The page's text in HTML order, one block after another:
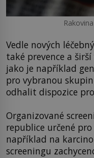
Vedle nových
také prevence a
jako je například
pro vybranou
odhalit dispozice
Organizované
republice určené
například na
screeningu